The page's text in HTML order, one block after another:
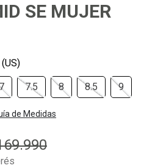
SE MUJER
7.5 8 8.5 9
de Medidas
.990